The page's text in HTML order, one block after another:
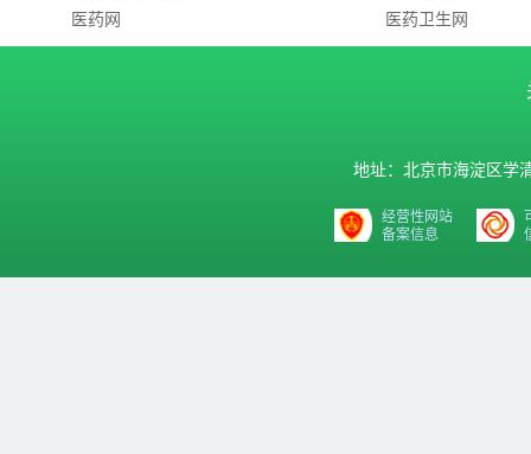
医药网
医药卫生网
地址：北京市海淀区学
经营性网站
备案信息